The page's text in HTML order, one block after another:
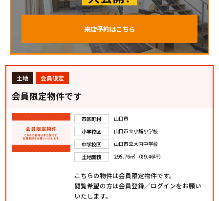
来店予約はこちら
土地 会員限定
会員限定物件です
市区町村
山口市
小学校区
山口市立小鯖小学校
中学校区
山口市立大内中学校
土地面積
295.76㎡ （89.46坪）
こちらの物件は会員限定物件です。
閲覧希望の方は会員登録／ログインをお願い
いたします。